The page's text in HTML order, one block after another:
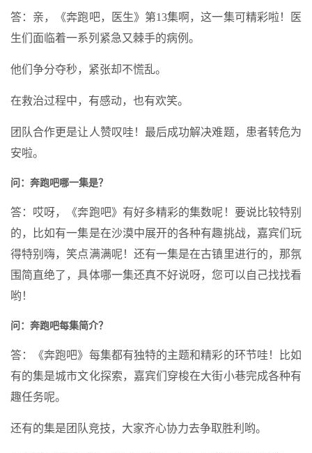
答：亲，《奔跑吧，医生》第13集啊，这一集可精彩啦！医
生们面临着一系列紧急又棘手的病例。
他们争分夺秒，紧张却不慌乱。
在救治过程中，有感动，也有欢笑。
团队合作更是让人赞叹哇！最后成功解决难题，患者转危为
安啦。
问：奔跑吧哪一集是？
答：哎呀，《奔跑吧》有好多精彩的集数呢！要说比较特别
的，比如有一集是在沙漠中展开的各种有趣挑战，嘉宾们玩
得特别嗨，笑点满满呢！还有一集是在古镇里进行的，那氛
围简直绝了，具体哪一集还真不好说呀，您可以自己找找看
哟！
问：奔跑吧每集简介？
答：《奔跑吧》每集都有独特的主题和精彩的环节哇！比如
有的集是城市文化探索，嘉宾们穿梭在大街小巷完成各种有
趣任务呢。
还有的集是团队竞技，大家齐心协力去争取胜利哟。